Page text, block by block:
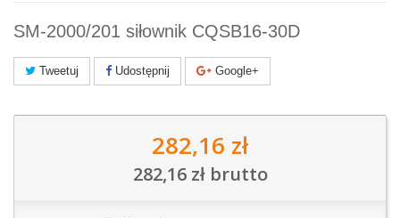
SM-2000/201 siłownik CQSB16-30D
Tweetuj Udostępnij Google+
282,16 zł
282,16 złbrutto